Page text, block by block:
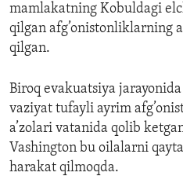
mamlakatning Kobuldagi
qilgan afg’onistonliklarning
qilgan.
Biroq evakuatsiya
vaziyat tufayli ayrim
a’zolari vatanida qolib
Vashington bu oilalarni
harakat qilmoqda.